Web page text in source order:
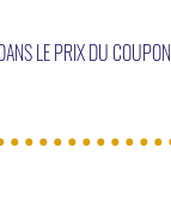
LE PRIX DU COUPON